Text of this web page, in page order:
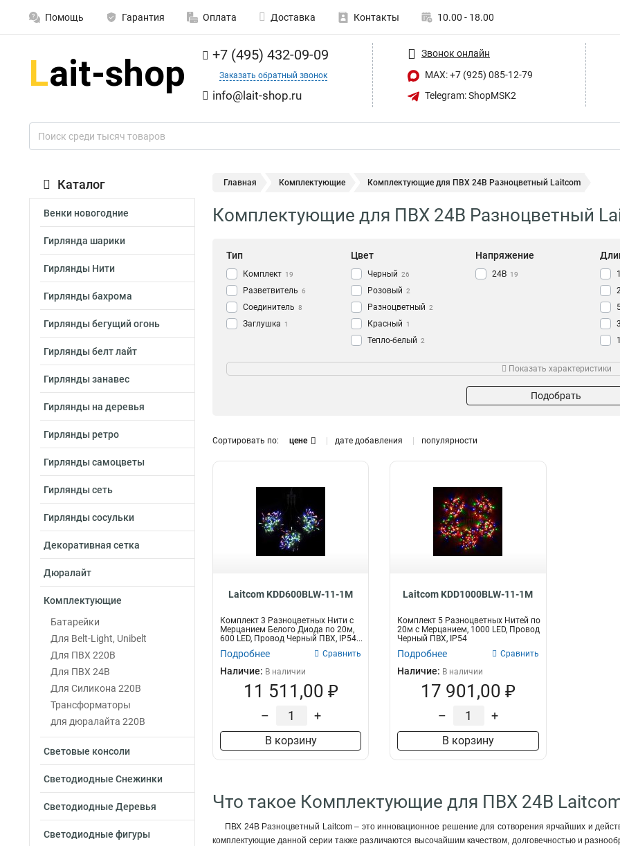
Помощь Гарантия Оплата Доставка Контакты 10.00 - 18.00
+7 (495) 432-09-09
Заказать обратный звонок
info@lait-shop.ru
Звонок онлайн
MAX: +7 (925) 085-12-79
Telegram: ShopMSK2
Каталог
Венки новогодние
Гирлянда шарики
Гирлянды Нити
Гирлянды бахрома
Гирлянды бегущий огонь
Гирлянды белт лайт
Гирлянды занавес
Гирлянды на деревья
Гирлянды ретро
Гирлянды самоцветы
Гирлянды сеть
Гирлянды сосульки
Декоративная сетка
Дюралайт
Комплектующие
Батарейки
Для Belt-Light, Unibelt
Для ПВХ 220В
Для ПВХ 24В
Для Силикона 220В
Трансформаторы
для дюралайта 220В
Световые консоли
Светодиодные Снежинки
Светодиодные Деревья
Светодиодные фигуры
Главная Комплектующие Комплектующие для ПВХ 24В Разноцветный Laitcom
Комплектующие для ПВХ 24В Разноцветный
Тип
Комплект 19
Разветвитель 6
Соединитель 8
Заглушка 1
Цвет
Черный 26
Розовый 2
Разноцветный 2
Красный 1
Тепло-белый 2
Синий 2
Напряжение
24В 19
IP65 13 Каучук 14 Мерцание 15
Показать характеристики
Подобрать
Сортировать по: цене дате добавления популярности
Laitcom KDD600BLW-11-1M
Комплект 3 Разноцветных Нити с
Мерцанием Белого Диода по 20м,
600 LED, Провод Черный ПВХ, IP54...
Подробнее Сравнить
Наличие: В наличии
11 511,00 ₽
– +
В корзину
Laitcom KDD1000BLW-11-1M
Комплект 5 Разноцветных Нитей по
20м с Мерцанием, 1000 LED, Провод
Черный ПВХ, IP54
Подробнее Сравнить
Наличие: В наличии
17 901,00 ₽
– +
В корзину
Что такое Комплектующие для ПВХ 24В
ПВХ 24В Разноцветный Laitcom – это инновационное решение для сотворения ярчайших и
комплектующие данной серии также различаются высочайшим качеством, долговечностью и